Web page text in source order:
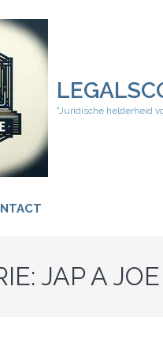
"Juridische helderheid
JAP A JOE